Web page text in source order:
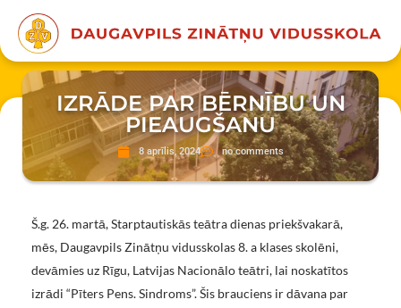
IZRĀDE PAR BĒRNĪBU UN
PIEAUGŠANU
8 aprīlis, 2024 no comments
Š.g. 26. martā, Starptautiskās teātra dienas priekšvakarā,
mēs, Daugavpils Zinātņu vidusskolas 8. a klases skolēni,
devāmies uz Rīgu, Latvijas Nacionālo teātri, lai noskatītos
izrādi “Pīters Pens. Sindroms”. Šis brauciens ir dāvana par